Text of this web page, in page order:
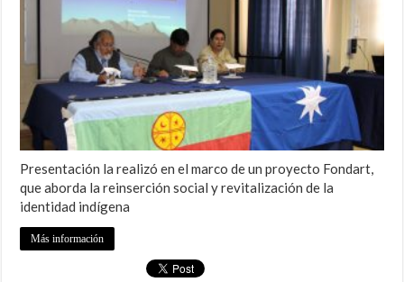
Presentación la realizó en el marco de un proyecto Fondart,
que aborda la reinserción social y revitalización de la
identidad indígena
Más información